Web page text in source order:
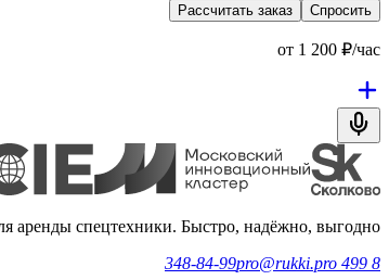
Спросить
Рассчитать заказ
от 1 200 ₽/час
аренды спецтехники. Быстро, надёжно, выгодно.
8 499 348-84-99
pro@rukki.pro